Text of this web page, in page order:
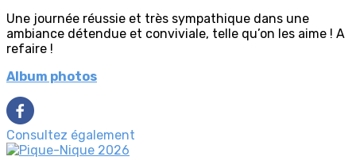
Une journée réussie et très sympathique dans une
ambiance détendue et conviviale, telle qu’on les aime ! A
refaire !
Album photos
Consultez également